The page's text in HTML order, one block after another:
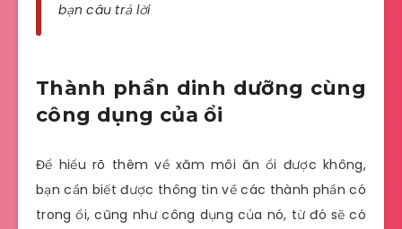
bạn câu trả lời
Thành phần dinh dưỡng cùng
công dụng của ổi
Để hiểu rõ thêm về xăm môi ăn ổi được không,
bạn cần biết được thông tin về các thành phần có
trong ổi, cũng như công dụng của nó, từ đó sẽ có